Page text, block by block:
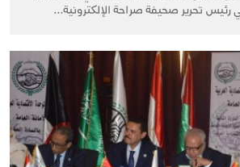
رئيس تحرير صحيفة صراحة الإلكترونية...